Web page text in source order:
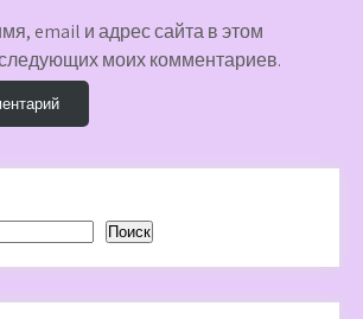
email и адрес сайта в этом
моих комментариев.
Поиск